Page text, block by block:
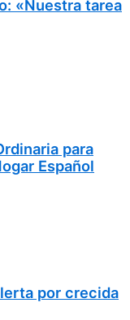
«Nuestra tarea
para
Español
por crecida